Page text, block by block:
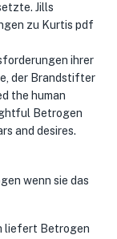
Jills
zu Kurtis pdf
ihrer
der Brandstifter
the human
Betrogen
and desires.
wenn sie das
liefert Betrogen